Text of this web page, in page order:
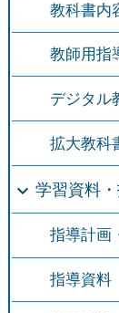
教科書内
教師用指
デジタル
拡大教科
学習資料
指導計画
指導資料